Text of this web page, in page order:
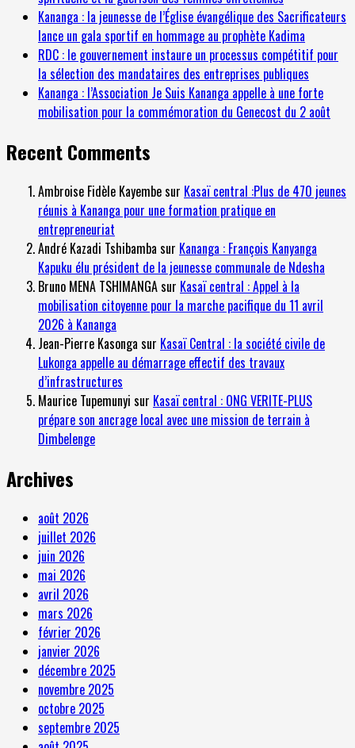
Kananga : la jeunesse de l’Église évangélique des Sacrificateurs
lance un gala sportif en hommage au prophète Kadima
RDC : le gouvernement instaure un processus compétitif pour
la sélection des mandataires des entreprises publiques
Kananga : l’Association Je Suis Kananga appelle à une forte
mobilisation pour la commémoration du Genecost du 2 août
Recent Comments
Ambroise Fidèle Kayembesur Kasaï central :Plus de 470 jeunes
réunis à Kananga pour une formation pratique en
entrepreneuriat
André Kazadi Tshibamba sur Kananga : François Kanyanga
Kapuku élu président de la jeunesse communale de Ndesha
Bruno MENA TSHIMANGAsur Kasaï central : Appel à la
mobilisation citoyenne pour la marche pacifique du 11 avril
2026 à Kananga
Jean-Pierre Kasonga sur Kasaï Central : la société civile de
Lukonga appelle au démarrage effectif des travaux
d’infrastructures
Maurice Tupemunyi sur Kasaï central : ONG VERITE-PLUS
prépare son ancrage local avec une mission de terrain à
Dimbelenge
Archives
août 2026
juillet 2026
juin 2026
mai 2026
avril 2026
mars 2026
février 2026
janvier 2026
décembre 2025
novembre 2025
octobre 2025
septembre 2025